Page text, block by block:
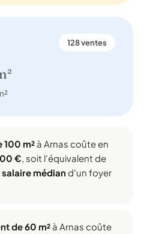
128 ventes
100 m² à Arnas coûte en
€, soit l'équivalent de
salaire médiand'un foyer
de 60 m² à Arnas coûte